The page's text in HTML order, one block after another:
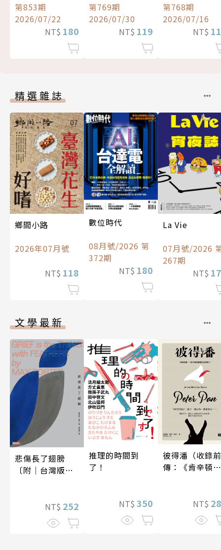
第853期
2026/07/22
NT$ 180
第769期
2026/07/30
NT$ 119
第768期
2026/07/16
NT$
精選雜誌
鄉間小路
2026年07月號
NT$ 118
數位時代
08月號/2026 第
372期
NT$ 180
La Vie
07月號/2026
267期
NT$
文學最新
悲傷長了翅膀
〔附｜台灣版獨
NT$ 252
推理的時間到
了！
NT$ 350
彼得潘（收錄前
傳：《肯辛頓花
NT$